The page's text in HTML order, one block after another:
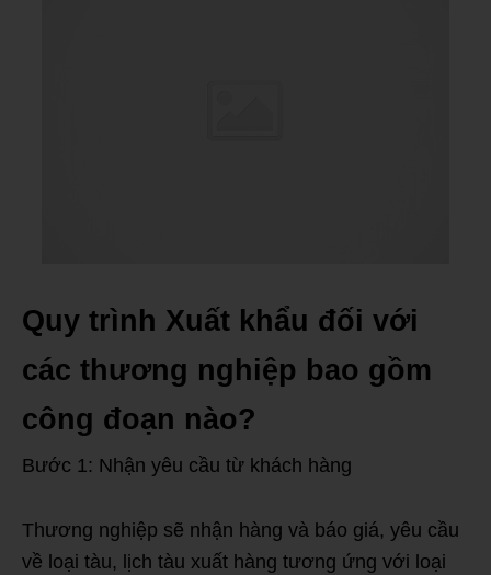
Quy trình Xuất khẩu đối với
các thương nghiệp bao gồm
công đoạn nào?
Bước 1: Nhận yêu cầu từ khách hàng
Thương nghiệp sẽ nhận hàng và báo giá, yêu cầu
về loại tàu, lịch tàu xuất hàng tương ứng với loại